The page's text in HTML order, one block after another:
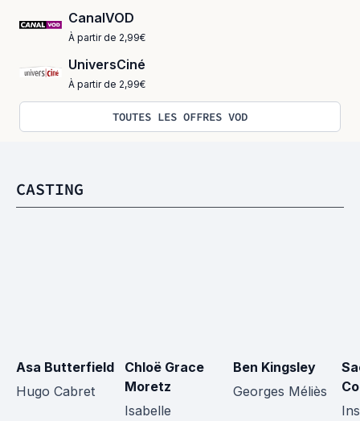
CanalVOD
À partir de 2,99€
UniversCiné
À partir de 2,99€
TOUTES LES OFFRES VOD
CASTING
Asa Butterfield
Hugo Cabret
Chloë Grace
Moretz
Isabelle
Ben Kingsley
Georges Méliès